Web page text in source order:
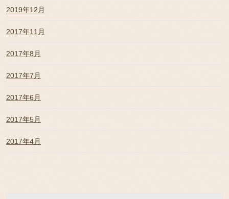
2019年12月
2017年11月
2017年8月
2017年7月
2017年6月
2017年5月
2017年4月